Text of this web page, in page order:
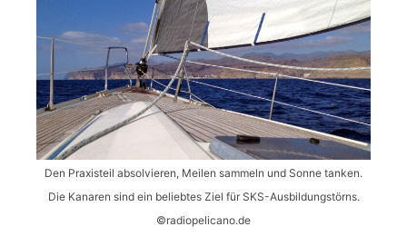
Den Praxisteil absolvieren, Meilen sammeln und Sonne tanken.
Die Kanaren sind ein beliebtes Ziel für SKS-Ausbildungstörns.
©radiopelicano.de